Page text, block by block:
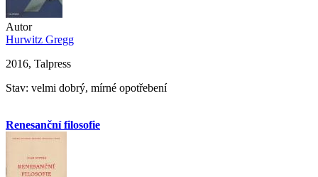
Autor
Hurwitz Gregg
2016, Talpress
Stav: velmi dobrý, mírné opotřebení
Renesanční filosofie